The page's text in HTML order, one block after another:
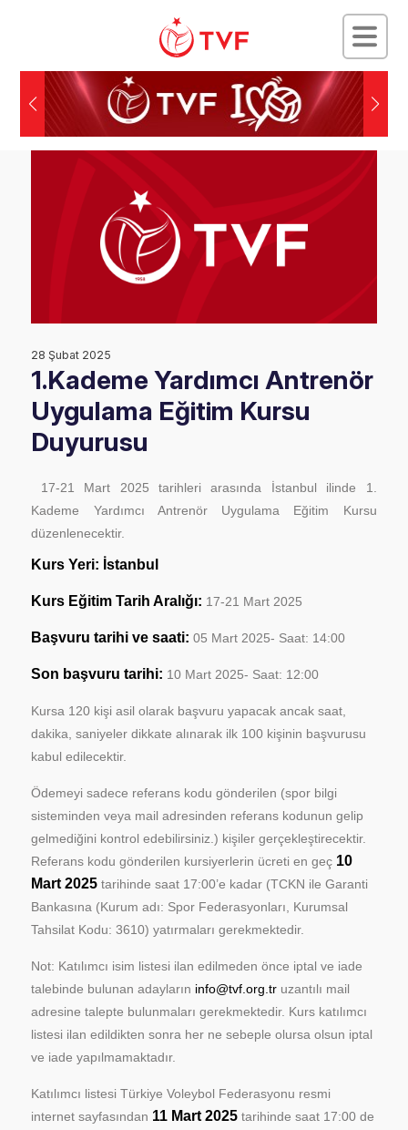
28 Şubat 2025
1.Kademe Yardımcı Antrenör
Uygulama Eğitim Kursu
Duyurusu
17-21 Mart 2025 tarihleri arasında İstanbul ilinde 1.
Kademe Yardımcı Antrenör Uygulama Eğitim Kursu
düzenlenecektir.
Kurs Yeri: İstanbul
Kurs Eğitim Tarih Aralığı: 17-21 Mart 2025
Başvuru tarihi ve saati:05 Mart 2025- Saat: 14:00
Son başvuru tarihi: 10 Mart 2025- Saat: 12:00
Kursa 120 kişi asil olarak başvuru yapacak ancak saat,
dakika, saniyeler dikkate alınarak ilk 100 kişinin başvurusu
kabul edilecektir.
Ödemeyi sadece referans kodu gönderilen (spor bilgi
sisteminden veya mail adresinden referans kodunun gelip
gelmediğini kontrol edebilirsiniz.) kişiler gerçekleştirecektir.
Referans kodu gönderilen kursiyerlerin ücreti en geç 10
Mart 2025 tarihinde saat 17:00’e kadar (TCKN ile Garanti
Bankasına (Kurum adı: Spor Federasyonları, Kurumsal
Tahsilat Kodu: 3610) yatırmaları gerekmektedir.
Not: Katılımcı isim listesi ilan edilmeden önce iptal ve iade
talebinde bulunan adayların info@tvf.org.tr uzantılı mail
adresine talepte bulunmaları gerekmektedir. Kurs katılımcı
listesi ilan edildikten sonra her ne sebeple olursa olsun iptal
ve iade yapılmamaktadır.
Katılımcı listesi Türkiye Voleybol Federasyonu resmi
internet sayfasından 11 Mart 2025 tarihinde saat 17:00 de